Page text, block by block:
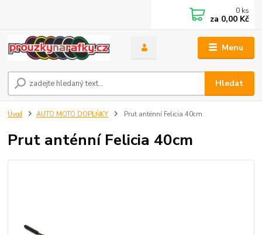
Menu
Hledat
0 ks
za 0,00 Kč
Úvod AUTO MOTO DOPLŇKY Prut anténní Felicia 40cm
Prut anténní Felicia 40cm